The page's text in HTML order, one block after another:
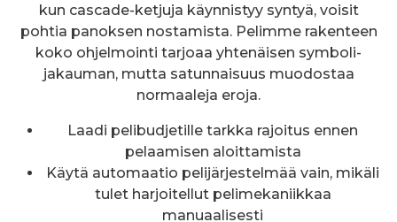
kun cascade-ketjuja käynnistyy syntyä, voisit
pohtia panoksen nostamista. Pelimme rakenteen
koko ohjelmointi tarjoaa yhtenäisen symboli-
jakauman, mutta satunnaisuus muodostaa
normaaleja eroja.
Laadi pelibudjetille tarkka rajoitus ennen
pelaamisen aloittamista
Käytä automaatio pelijärjestelmää vain, mikäli
tulet harjoitellut pelimekaniikkaa
manuaalisesti